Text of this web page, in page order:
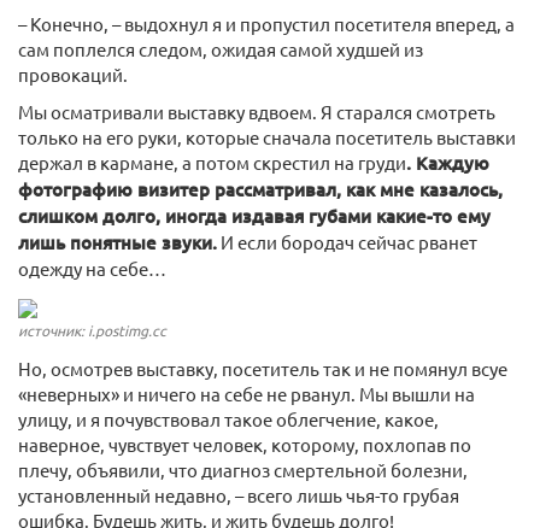
– Конечно, – выдохнул я и пропустил посетителя вперед, а
сам поплелся следом, ожидая самой худшей из
провокаций.
Мы осматривали выставку вдвоем. Я старался смотреть
только на его руки, которые сначала посетитель выставки
держал в кармане, а потом скрестил на груди. Каждую
фотографию визитер рассматривал, как мне казалось,
слишком долго, иногда издавая губами какие-то ему
лишь понятные звуки. И если бородач сейчас рванет
одежду на себе…
источник: i.postimg.cc
Но, осмотрев выставку, посетитель так и не помянул всуе
«неверных» и ничего на себе не рванул. Мы вышли на
улицу, и я почувствовал такое облегчение, какое,
наверное, чувствует человек, которому, похлопав по
плечу, объявили, что диагноз смертельной болезни,
установленный недавно, – всего лишь чья-то грубая
ошибка. Будешь жить, и жить будешь долго!